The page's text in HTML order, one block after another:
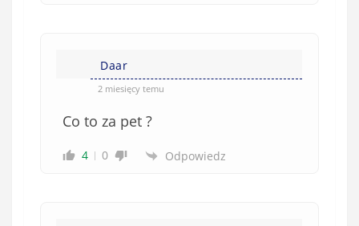
Daar
2 miesięcy temu
Co to za pet ?
4 0 Odpowiedz